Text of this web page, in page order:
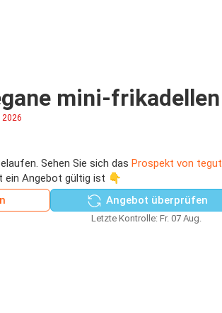
mini-frikadellen
2026
Sehen Sie sich das Prospekt von tegut
ein Angebot gültig ist 👇
Angebot überprüfen
Letzte Kontrolle: Fr. 07 Aug.